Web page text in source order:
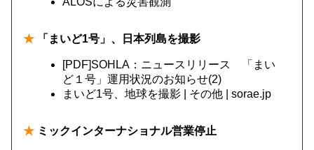
★ 「まいど1号」、日本列島を撮影
[PDF]SOHLA：ニュースリリース 「まい
ど１号」運用状況のお知らせ(2)
まいど1号、地球を撮影 | その他 | sorae.jp
★ ミックインターナショナル営業停止